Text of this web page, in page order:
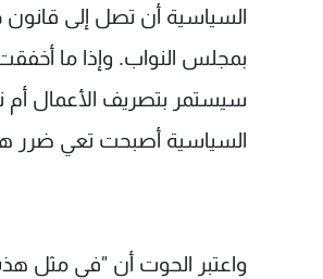
السياسية أن تصل إلى قانون
بمجلس النواب. وإذا ما
سيستمر بتصريف الأعمال أم
السياسية أصبحت تعي ضرر
واعتبر الحوت أن "في مثل